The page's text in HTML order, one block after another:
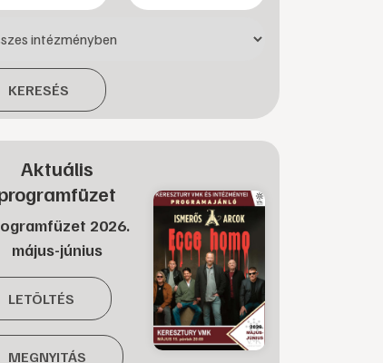
KERESÉS
Aktuális
2026.
május-június
LETÖLTÉS
MEGNYITÁS